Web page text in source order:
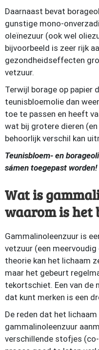
Daarnaast bevat
gunstige mono-
oleïnezuur (ook wel
bijvoorbeeld is zeer rijk
gezondheidseffecten
vetzuur.
Terwijl borage op papier
teunisbloemolie dan
toe te passen en heeft
wat bij grotere dieren
behoorlijk verschil kan
Teunisbloem- en
sámen toegepast worden!
Wat is
waarom is het
Gammalinoleenzuur is
vetzuur (een
theorie kan het lichaam
maar het gebeurt
tekortschiet. Een van de
dat kunt merken is een
De reden dat het
gammalinoleenzuur
verschillende stofjes